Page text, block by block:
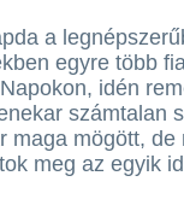
a
egyre több
idén
számtalan
maga mögött,
meg az egyik